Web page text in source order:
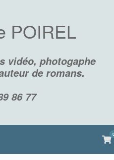
POIREL
vidéo, photogaphe
de romans.
86 77
0